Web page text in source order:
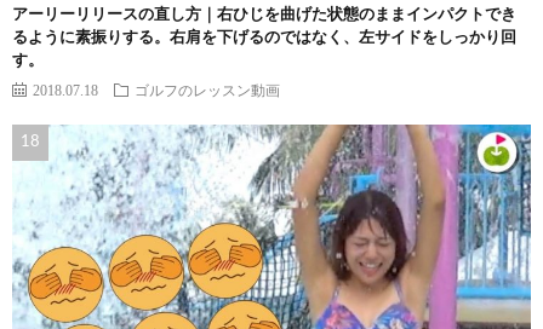
アーリーリリースの直し方｜右ひじを曲げた状態のままインパクトでき
るように素振りする。右肩を下げるのではなく、左サイドをしっかり回
す。
2018.07.18 ゴルフのレッスン動画